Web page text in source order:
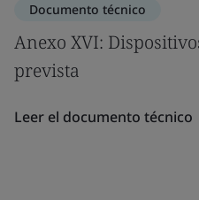
Documento técnico
Anexo XVI:
prevista
Leer el documento técnico